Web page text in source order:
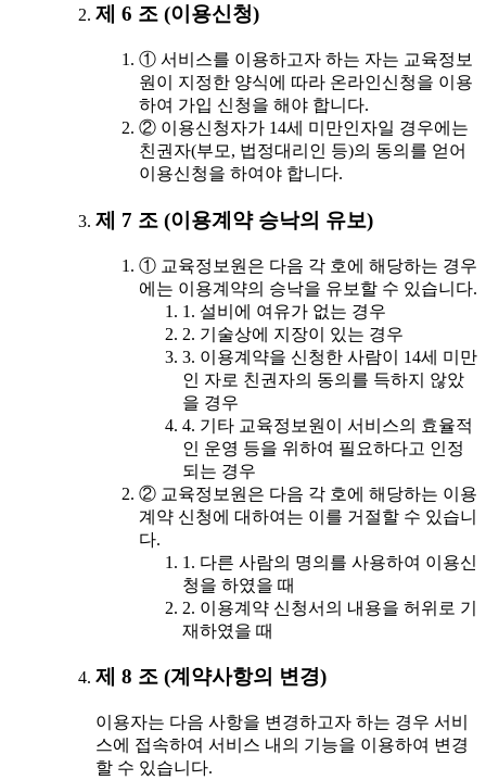
제 6 조 (이용신청)
① 서비스를 이용하고자 하는 자는 교육정보
원이 지정한 양식에 따라 온라인신청을 이용
하여 가입 신청을 해야 합니다.
② 이용신청자가 14세 미만인자일 경우에는
친권자(부모, 법정대리인 등)의 동의를 얻어
이용신청을 하여야 합니다.
제 7 조 (이용계약 승낙의 유보)
① 교육정보원은 다음 각 호에 해당하는 경우
에는 이용계약의 승낙을 유보할 수 있습니다.
1. 설비에 여유가 없는 경우
2. 기술상에 지장이 있는 경우
3. 이용계약을 신청한 사람이 14세 미만
인 자로 친권자의 동의를 득하지 않았
을 경우
4. 기타 교육정보원이 서비스의 효율적
인 운영 등을 위하여 필요하다고 인정
되는 경우
② 교육정보원은 다음 각 호에 해당하는 이용
계약 신청에 대하여는 이를 거절할 수 있습니
다.
1. 다른 사람의 명의를 사용하여 이용신
청을 하였을 때
2. 이용계약 신청서의 내용을 허위로 기
재하였을 때
제 8 조 (계약사항의 변경)
이용자는 다음 사항을 변경하고자 하는 경우 서비
스에 접속하여 서비스 내의 기능을 이용하여 변경
할 수 있습니다.